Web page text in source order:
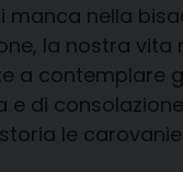
manca nella
la nostra
a contemplare
e di
le